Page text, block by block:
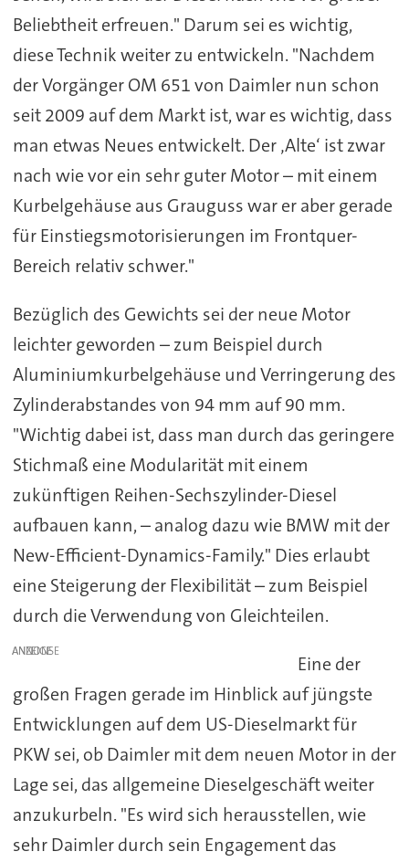
Beliebtheit erfreuen." Darum sei es wichtig,
diese Technik weiter zu entwickeln. "Nachdem
der Vorgänger OM 651 von Daimler nun schon
seit 2009 auf dem Markt ist, war es wichtig, dass
man etwas Neues entwickelt. Der ‚Alte‘ ist zwar
nach wie vor ein sehr guter Motor – mit einem
Kurbelgehäuse aus Grauguss war er aber gerade
für Einstiegsmotorisierungen im Frontquer-
Bereich relativ schwer."
Bezüglich des Gewichts sei der neue Motor
leichter geworden – zum Beispiel durch
Aluminiumkurbelgehäuse und Verringerung des
Zylinderabstandes von 94 mm auf 90 mm.
"Wichtig dabei ist, dass man durch das geringere
Stichmaß eine Modularität mit einem
zukünftigen Reihen-Sechszylinder-Diesel
aufbauen kann, – analog dazu wie BMW mit der
New-Efficient-Dynamics-Family." Dies erlaubt
eine Steigerung der Flexibilität – zum Beispiel
durch die Verwendung von Gleichteilen.
ANZEIGE
Eine der
großen Fragen gerade im Hinblick auf jüngste
Entwicklungen auf dem US-Dieselmarkt für
PKW sei, ob Daimler mit dem neuen Motor in der
Lage sei, das allgemeine Dieselgeschäft weiter
anzukurbeln. "Es wird sich herausstellen, wie
sehr Daimler durch sein Engagement das